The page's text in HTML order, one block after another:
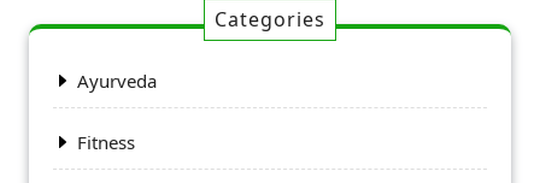
Categories
Ayurveda
Fitness